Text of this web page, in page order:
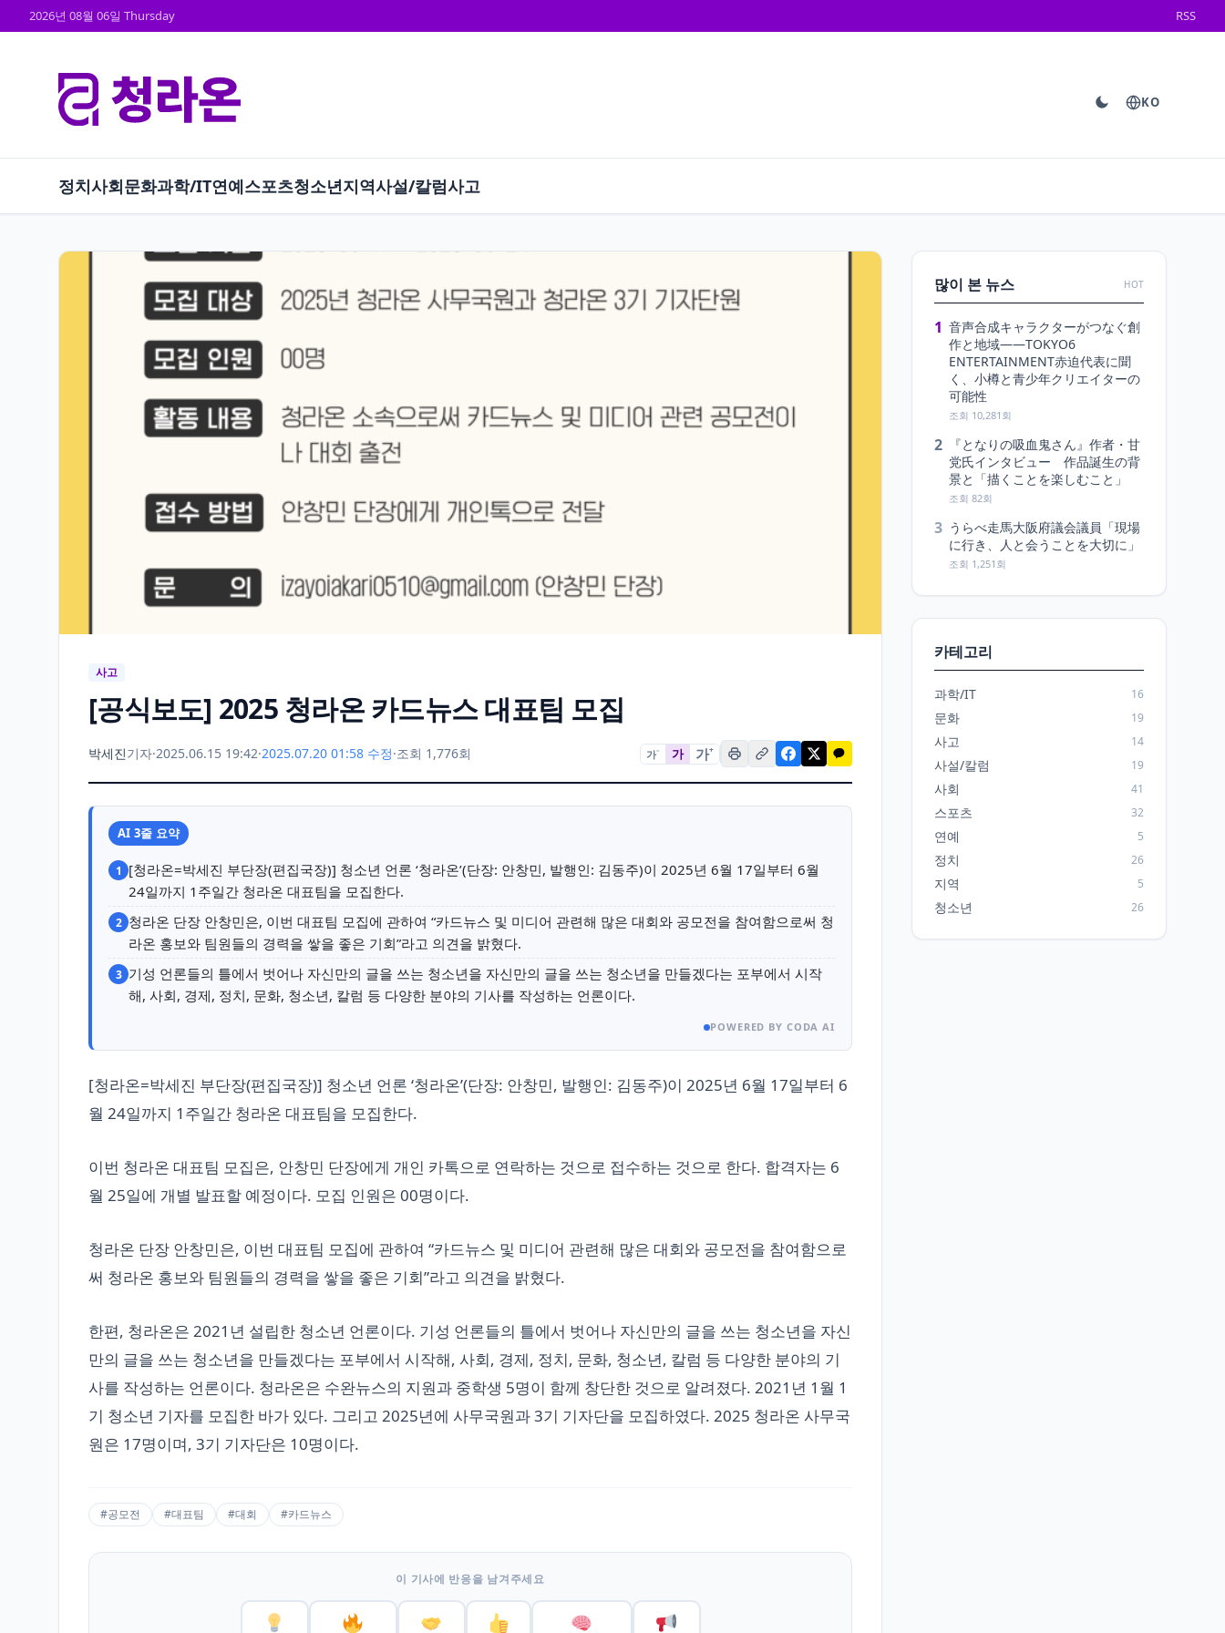
2026년 08월 06일 Thursday RSS
KO
정치사회문화과학/IT연예스포츠청소년지역사설/칼럼사고
사고
[공식보도] 2025 청라온 카드뉴스 대표팀 모집
박세진기자·2025.06.15 19:42·2025.07.20 01:58 수정·조회 1,776회 가− 가 가+
AI 3줄 요약
1 [청라온=박세진 부단장(편집국장)] 청소년 언론 ‘청라온’(단장: 안창민, 발행인: 김동주)이 2025년 6월 17일부터 6월
24일까지 1주일간 청라온 대표팀을 모집한다.
2 청라온 단장 안창민은, 이번 대표팀 모집에 관하여 “카드뉴스 및 미디어 관련해 많은 대회와 공모전을 참여함으로써 청
라온 홍보와 팀원들의 경력을 쌓을 좋은 기회”라고 의견을 밝혔다.
3 기성 언론들의 틀에서 벗어나 자신만의 글을 쓰는 청소년을 자신만의 글을 쓰는 청소년을 만들겠다는 포부에서 시작
해, 사회, 경제, 정치, 문화, 청소년, 칼럼 등 다양한 분야의 기사를 작성하는 언론이다.
POWERED BY CODA AI
[청라온=박세진 부단장(편집국장)] 청소년 언론 ‘청라온’(단장: 안창민, 발행인: 김동주)이 2025년 6월 17일부터 6
월 24일까지 1주일간 청라온 대표팀을 모집한다.
이번 청라온 대표팀 모집은, 안창민 단장에게 개인 카톡으로 연락하는 것으로 접수하는 것으로 한다. 합격자는 6
월 25일에 개별 발표할 예정이다. 모집 인원은 00명이다.
청라온 단장 안창민은, 이번 대표팀 모집에 관하여 “카드뉴스 및 미디어 관련해 많은 대회와 공모전을 참여함으로
써 청라온 홍보와 팀원들의 경력을 쌓을 좋은 기회”라고 의견을 밝혔다.
한편, 청라온은 2021년 설립한 청소년 언론이다. 기성 언론들의 틀에서 벗어나 자신만의 글을 쓰는 청소년을 자신
만의 글을 쓰는 청소년을 만들겠다는 포부에서 시작해, 사회, 경제, 정치, 문화, 청소년, 칼럼 등 다양한 분야의 기
사를 작성하는 언론이다. 청라온은 수완뉴스의 지원과 중학생 5명이 함께 창단한 것으로 알려졌다. 2021년 1월 1
기 청소년 기자를 모집한 바가 있다. 그리고 2025년에 사무국원과 3기 기자단을 모집하였다. 2025 청라온 사무국
원은 17명이며, 3기 기자단은 10명이다.
#공모전 #대표팀 #대회 #카드뉴스
이 기사에 반응을 남겨주세요
많이 본 뉴스 HOT
1 音声合成キャラクターがつなぐ創
作と地域――TOKYO6
ENTERTAINMENT赤迫代表に聞
く、小樽と青少年クリエイターの
可能性
조회 10,281회
2
『となりの吸血鬼さん』作者・甘
党氏インタビュー 作品誕生の背
景と「描くことを楽しむこと」
조회 82회
3 うらべ走馬大阪府議会議員「現場
に行き、人と会うことを大切に」
조회 1,251회
카테고리
과학/IT 16
문화 19
사고 14
사설/칼럼 19
사회 41
스포츠 32
연예 5
정치 26
지역 5
청소년 26